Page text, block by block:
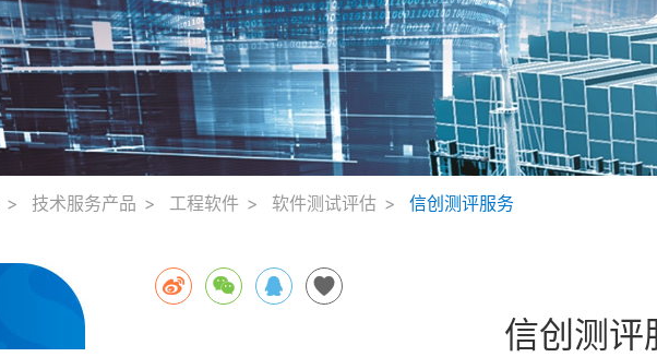
技术服务产品 工程软件 软件测试评估 信创测评服务
信创测评